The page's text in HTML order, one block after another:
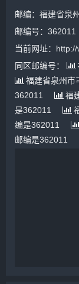
邮编：福建省泉
邮编号：362011
当前网址：
同区邮编号：
福建省泉州市
362011
福
是362011
编是362011
邮编是362011